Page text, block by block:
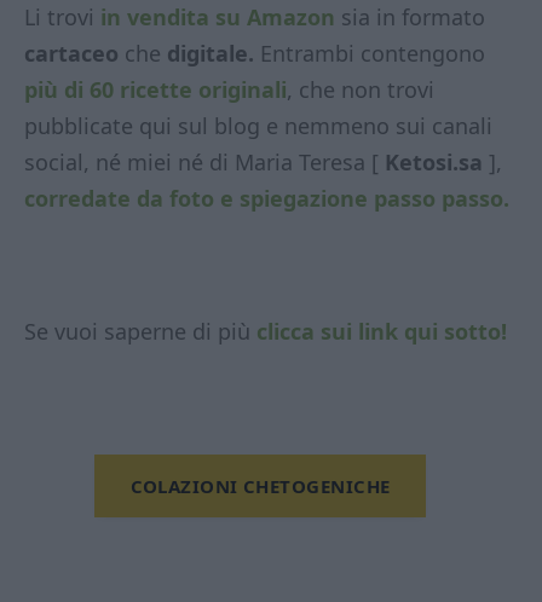
Li trovi in vendita su Amazon sia in formato
cartaceo che digitale. Entrambi contengono
più di 60 ricette originali, che non trovi
pubblicate qui sul blog e nemmeno sui canali
social, né miei né di Maria Teresa [ Ketosi.sa ],
corredate da foto e spiegazione passo passo.
Se vuoi saperne di più clicca sui link qui sotto!
COLAZIONI CHETOGENICHE